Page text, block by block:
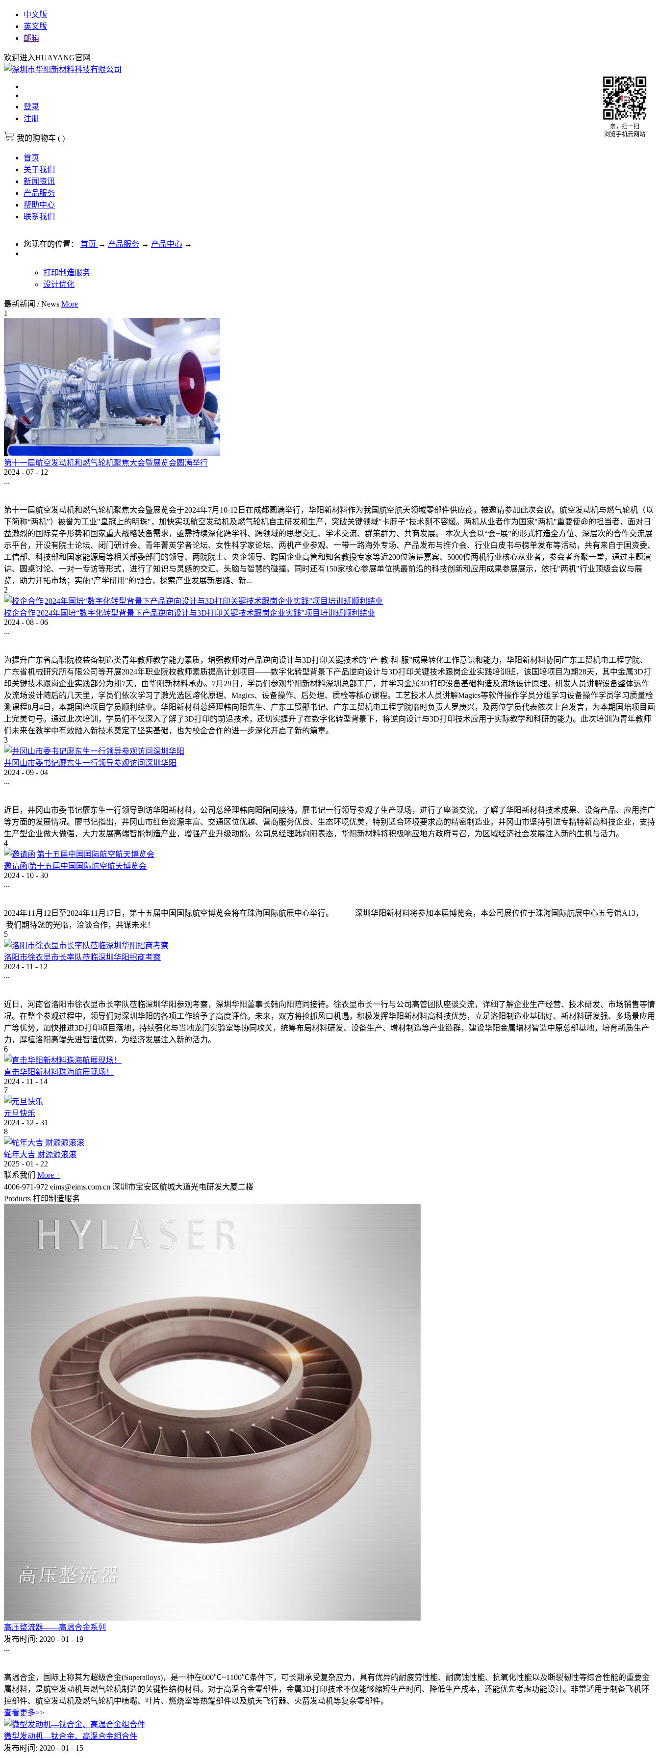
中文版
英文版
邮箱
欢迎进入HUAYANG官网
登录
注册
我的购物车 ( )
首页
关于我们
新闻资讯
产品服务
帮助中心
联系我们
您现在的位置： 首页 → 产品服务 → 产品中心 →
打印制造服务
设计优化
最新新闻 / News More
1
第十一届航空发动机和燃气轮机聚焦大会暨展览会圆满举行
2024 - 07 - 12
...
第十一届航空发动机和燃气轮机聚焦大会暨展览会于2024年7月10-12日在成都圆满举行，华阳新材料作为我国航空航天领域零部件供应商，被邀请参加此次会议。航空发动机与燃气轮机（以
下简称“两机”）被誉为工业"皇冠上的明珠"，加快实现航空发动机及燃气轮机自主研发和生产，突破关键领域"卡脖子"技术刻不容缓。两机从业者作为国家"两机"重要使命的担当者，面对日
益激烈的国际竞争形势和国家重大战略装备需求，亟需持续深化跨学科、跨领域的思想交汇、学术交流、群策群力、共商发展。 本次大会以“会+展”的形式打造全方位、深层次的合作交流展
示平台，开设有院士论坛、闭门研讨会、青年菁英学者论坛、女性科学家论坛、两机产业参观、一带一路海外专场、产品发布与推介会、行业白皮书与榜单发布等活动，共有来自于国资委、
工信部、科技部和国家能源局等相关部委部门的领导、两院院士、央企领导、跨国企业高管和知名教授专家等近200位演讲嘉宾、5000位两机行业核心从业者，参会者齐聚一堂，通过主题演
讲、圆桌讨论、一对一专访等形式，进行了知识与灵感的交汇、头脑与智慧的碰撞。同时还有150家核心参展单位携最前沿的科技创新和应用成果参展展示，依托"两机"行业顶级会议与展
览，助力开拓市场；实施"产学研用"的融合，探索产业发展新思路、新...
2
校企合作|2024年国培“数字化转型背景下产品逆向设计与3D打印关键技术跟岗企业实践”项目培训班顺利结业
2024 - 08 - 06
...
为提升广东省高职院校装备制造类青年教师教学能力素质，增强教师对产品逆向设计与3D打印关键技术的“产-教-科-服”成果转化工作意识和能力，华阳新材料协同广东工贸机电工程学院、
广东省机械研究所有限公司等开展2024年职业院校教师素质提高计划项目——数字化转型背景下产品逆向设计与3D打印关键技术跟岗企业实践培训班，该国培项目为期28天，其中金属3D打
印关键技术跟岗企业实践部分为期7天，由华阳新材料承办。7月29日，学员们参观华阳新材料深圳总部工厂，并学习金属3D打印设备基础构造及流场设计原理。研发人员讲解设备整体运作
及流场设计随后的几天里，学员们依次学习了激光选区熔化原理、Magics、设备操作、后处理、质检等核心课程。工艺技术人员讲解Magics等软件操作学员分组学习设备操作学员学习质量检
测课程8月4日，本期国培项目学员顺利结业。华阳新材料总经理韩向阳先生、广东工贸邵书记、广东工贸机电工程学院临时负责人罗庚兴，及两位学员代表依次上台发言，为本期国培项目画
上完美句号。通过此次培训，学员们不仅深入了解了3D打印的前沿技术，还切实提升了在数字化转型背景下，将逆向设计与3D打印技术应用于实际教学和科研的能力。此次培训为青年教师
们未来在教学中有效融入新技术奠定了坚实基础，也为校企合作的进一步深化开启了新的篇章。
3
井冈山市委书记廖东生一行领导参观访问深圳华阳
2024 - 09 - 04
...
近日，井冈山市委书记廖东生一行领导到访华阳新材料，公司总经理韩向阳陪同接待。廖书记一行领导参观了生产现场，进行了座谈交流，了解了华阳新材料技术成果、设备产品、应用推广
等方面的发展情况。廖书记指出，井冈山市红色资源丰富、交通区位优越、营商服务优良、生态环境优美，特别适合环境要求高的精密制造业。井冈山市坚持引进专精特新高科技企业，支持
生产型企业做大做强，大力发展高端智能制造产业，增强产业升级动能。公司总经理韩向阳表态，华阳新材料将积极响应地方政府号召，为区域经济社会发展注入新的生机与活力。
4
邀请函|第十五届中国国际航空航天博览会
2024 - 10 - 30
...
2024年11月12日至2024年11月17日，第十五届中国国际航空博览会将在珠海国际航展中心举行。 深圳华阳新材料将参加本届博览会，本公司展位位于珠海国际航展中心五号馆A13，
我们期待您的光临，洽谈合作，共谋未来！
5
洛阳市徐衣显市长率队莅临深圳华阳招商考察
2024 - 11 - 12
...
近日，河南省洛阳市徐衣显市长率队莅临深圳华阳参观考察，深圳华阳董事长韩向阳陪同接待。徐衣显市长一行与公司高管团队座谈交流，详细了解企业生产经营、技术研发、市场销售等情
况。在整个参观过程中，领导们对深圳华阳的各项工作给予了高度评价。未来，双方将抢抓风口机遇，积极发挥华阳新材料高科技优势，立足洛阳制造业基础好、新材料研发强、多场景应用
广等优势，加快推进3D打印项目落地，持续强化与当地龙门实验室等协同攻关，统筹布局材料研发、设备生产、增材制造等产业链群，建设华阳金属增材智造中原总部基地，培育新质生产
力，厚植洛阳高端先进智造优势，为经济发展注入新的活力。
6
直击华阳新材料珠海航展现场！
2024 - 11 - 14
7
元旦快乐
2024 - 12 - 31
8
蛇年大吉 财源源滚滚
2025 - 01 - 22
联系我们
More +
4006-971-972 eims@eims.com.cn 深圳市宝安区航城大道光电研发大厦二楼
Products 打印制造服务
高压整流器——高温合金系列
发布时间: 2020 - 01 - 19
...
高温合金，国际上称其为超级合金(Superalloys)，是一种在600℃~1100℃条件下，可长期承受复杂应力，具有优异的耐疲劳性能、耐腐蚀性能、抗氧化性能以及断裂韧性等综合性能的重要金
属材料，是航空发动机与燃气轮机制造的关键性结构材料。对于高温合金零部件，金属3D打印技术不仅能够缩短生产时间、降低生产成本，还能优先考虑功能设计。非常适用于制备飞机环
控部件、航空发动机及燃气轮机中喷嘴、叶片、燃烧室等热端部件以及航天飞行器、火箭发动机等复杂零部件。
查看更多>>
微型发动机—钛合金、高温合金组合件
发布时间: 2020 - 01 - 15
亲，扫一扫
浏览手机云网站